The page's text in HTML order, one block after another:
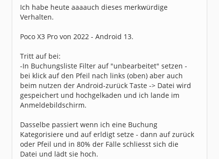
Ich habe heute aaaauch dieses merkwürdige
Verhalten.
Poco X3 Pro von 2022 - Android 13.
Tritt auf bei:
-In Buchungsliste Filter auf "unbearbeitet" setzen -
bei klick auf den Pfeil nach links (oben) aber auch
beim nutzen der Android-zurück Taste -> Datei wird
gespeichert und hochgelkaden und ich lande im
Anmeldebildschirm.
Dasselbe passiert wenn ich eine Buchung
Kategorisiere und auf erldigt setze - dann auf zurück
oder Pfeil und in 80% der Fälle schliesst sich die
Datei und lädt sie hoch.